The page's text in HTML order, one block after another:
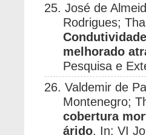
25. José de
Rodrigues;
melhorado
Pesquisa e
26. Valdemir de
Montenegro;
cobertura
árido, In: VI